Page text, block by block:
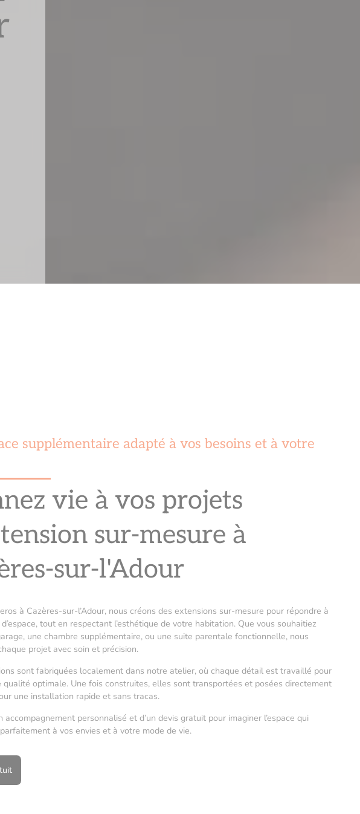
supplémentaire adapté à vos besoins et à votre
vie à vos projets
sur-mesure à
sur-l'Adour
à Cazères-sur-l’Adour, nous créons des extensions sur-mesure pour répondre à
tout en respectant l’esthétique de votre habitation. Que vous souhaitiez
une chambre supplémentaire, ou une suite parentale fonctionnelle, nous
projet avec soin et précision.
sont fabriquées localement dans notre atelier, où chaque détail est travaillé pour
qualité optimale. Une fois construites, elles sont transportées et posées directement
une installation rapide et sans tracas.
accompagnement personnalisé et d’un devis gratuit pour imaginer l’espace qui
à vos envies et à votre mode de vie.